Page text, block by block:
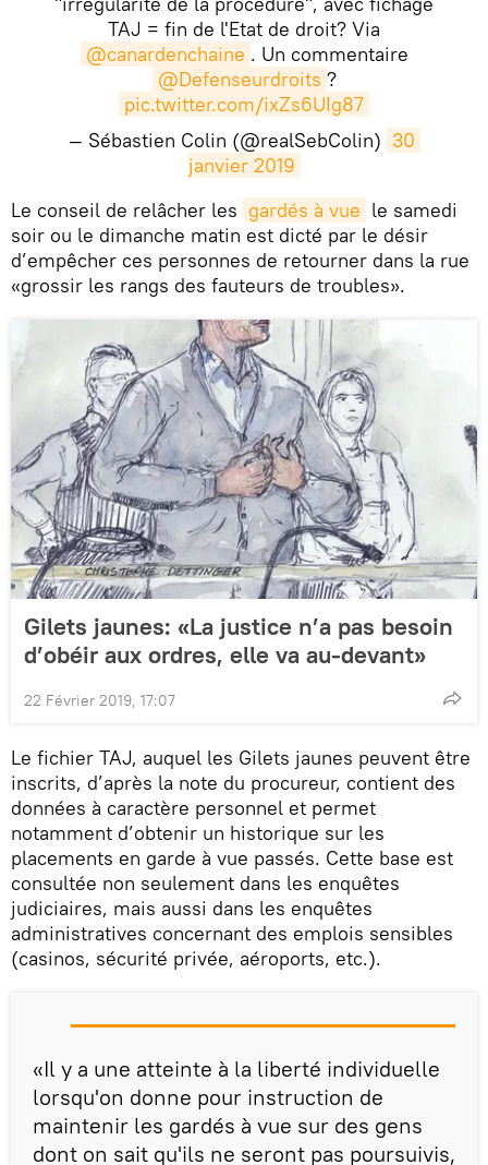
TAJ = fin de l'Etat de droit? Via
@canardenchaine . Un commentaire
@Defenseurdroits ?
pic.twitter.com/ixZs6UIg87
— Sébastien Colin (@realSebColin) 30
janvier 2019
​Le conseil de relâcher les gardés à vue le samedi
soir ou le dimanche matin est dicté par le désir
d’empêcher ces personnes de retourner dans la rue
«grossir les rangs des fauteurs de troubles».
Gilets jaunes: «La justice n’a pas besoin
d’obéir aux ordres, elle va au-devant»
22 Février 2019, 17:07
Le fichier TAJ, auquel les Gilets jaunes peuvent être
inscrits, d’après la note du procureur, contient des
données à caractère personnel et permet
notamment d’obtenir un historique sur les
placements en garde à vue passés. Cette base est
consultée non seulement dans les enquêtes
judiciaires, mais aussi dans les enquêtes
administratives concernant des emplois sensibles
(casinos, sécurité privée, aéroports, etc.).
«Il y a une atteinte à la liberté individuelle
lorsqu'on donne pour instruction de
maintenir les gardés à vue sur des gens
dont on sait qu'ils ne seront pas poursuivis,